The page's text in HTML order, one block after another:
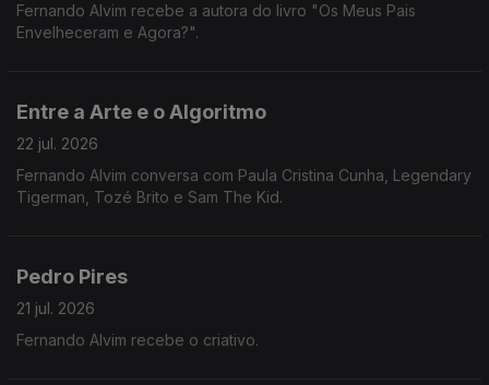
Fernando Alvim recebe a autora do livro "Os Meus Pais
Envelheceram e Agora?".
Entre a Arte e o Algoritmo
22 jul. 2026
Fernando Alvim conversa com Paula Cristina Cunha, Legendary
Tigerman, Tozé Brito e Sam The Kid.
Pedro Pires
21 jul. 2026
Fernando Alvim recebe o criativo.